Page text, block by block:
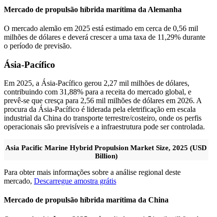
Mercado de propulsão híbrida marítima da Alemanha
O mercado alemão em 2025 está estimado em cerca de 0,56 mil
milhões de dólares e deverá crescer a uma taxa de 11,29% durante
o período de previsão.
Ásia-Pacífico
Em 2025, a Ásia-Pacífico gerou 2,27 mil milhões de dólares,
contribuindo com 31,88% para a receita do mercado global, e
prevê-se que cresça para 2,56 mil milhões de dólares em 2026. A
procura da Ásia-Pacífico é liderada pela eletrificação em escala
industrial da China do transporte terrestre/costeiro, onde os perfis
operacionais são previsíveis e a infraestrutura pode ser controlada.
Asia Pacific Marine Hybrid Propulsion Market Size, 2025 (USD
Billion)
Para obter mais informações sobre a análise regional deste
mercado, Descarregue amostra grátis
Mercado de propulsão híbrida marítima da China